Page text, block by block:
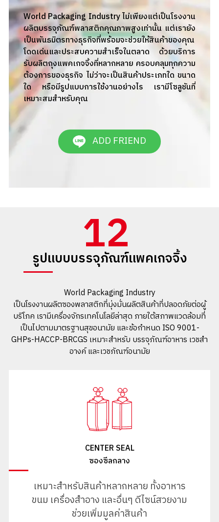
World Packaging Industry ไม่เพียงแต่เป็นโรงงาน
ผลิตบรรจุภัณฑ์พลาสติกคุณภาพสูงเท่านั้น แต่เรายัง
เป็นพันธมิตรทางธุรกิจที่พร้อมจะช่วยให้สินค้าของคุณ
โดดเด่นและประสบความสำเร็จในตลาด ด้วยบริการ
รับผลิตถุงแพคเกจจิ้งที่หลากหลาย ครอบคลุมทุกความ
ต้องการของธุรกิจ ไม่ว่าจะเป็นสินค้าประเภทใด ขนาด
ใด หรือมีรูปแบบการใช้งานอย่างไร เรามีโซลูชันที่
เหมาะสมสำหรับคุณ
ADD FRIEND
12
รูปแบบบรรจุภัณฑ์แพคเกจจิ้ง
World Packaging Industry
เป็นโรงงานผลิตซองพลาสติกที่มุ่งมั่นผลิตสินค้าที่ปลอดภัยต่อผู้
บริโภค เรามีเครื่องจักรเทคโนโลยีล่าสุด ภายใต้สภาพแวดล้อมที่
เป็นไปตามมาตรฐานสุขอนามัย และข้อกำหนด ISO 9001-
GHPs-HACCP-BRCGS เหมาะสำหรับ บรรจุภัณฑ์อาหาร เวชสำ
อางค์ และเวชภัณฑ์อนามัย
CENTER SEAL
ซองซีลกลาง
เหมาะสำหรับสินค้าหลากหลาย ทั้งอาหาร
ขนม เครื่องสำอาง และอื่นๆ ดีไซน์สวยงาม
ช่วยเพิ่มมูลค่าสินค้า